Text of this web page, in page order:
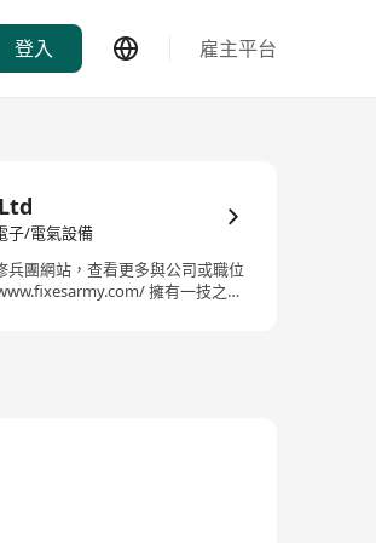
登入 雇主平台
子/電氣設備
兵團網站，查看更多與公司或職位
擁有一技之
修兵團提供業內最全面的入職培
經驗，也有機會加入這個行業。